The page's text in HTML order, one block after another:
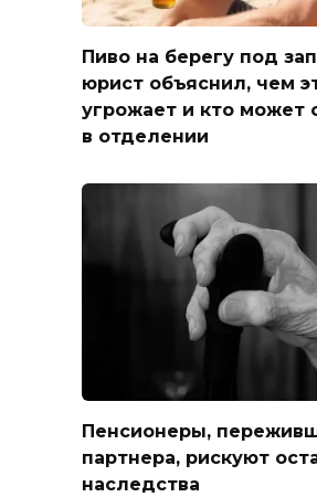
Пиво на берегу под
юрист объяснил, чем
угрожает и кто может
в отделении
Пенсионеры,
партнера, рискуют
наследства